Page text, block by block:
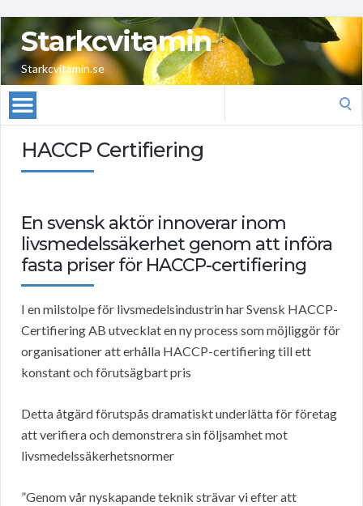
Starkcvitamin
Starkcvitamin.se
HACCP Certifiering
En svensk aktör innoverar inom
livsmedelssäkerhet genom att införa
fasta priser för HACCP-certifiering
I en milstolpe för livsmedelsindustrin har Svensk HACCP-
Certifiering AB utvecklat en ny process som möjliggör för
organisationer att erhålla HACCP-certifiering till ett
konstant och förutsägbart pris
Detta åtgärd förutspås dramatiskt underlätta för företag
att verifiera och demonstrera sin följsamhet mot
livsmedelssäkerhetsnormer
”Genom vår nyskapande teknik strävar vi efter att